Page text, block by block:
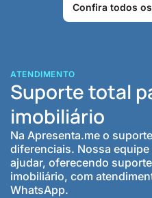
Confira todos
ATENDIMENTO
Suporte total
imobiliário
Na Apresenta.me o
diferenciais. Nossa
ajudar, oferecendo
imobiliário, com
WhatsApp.